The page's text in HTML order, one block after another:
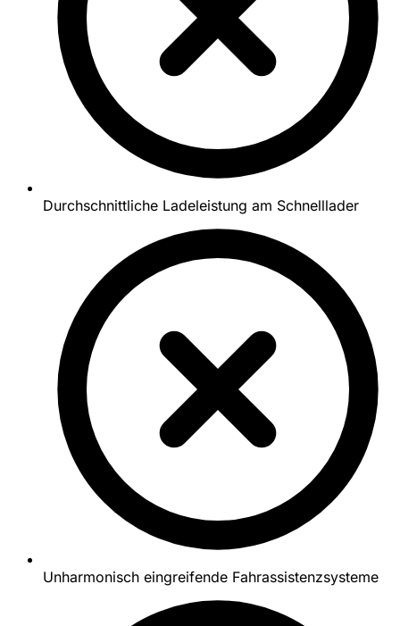
Durchschnittliche Ladeleistung am Schnelllader
Unharmonisch eingreifende Fahrassistenzsysteme